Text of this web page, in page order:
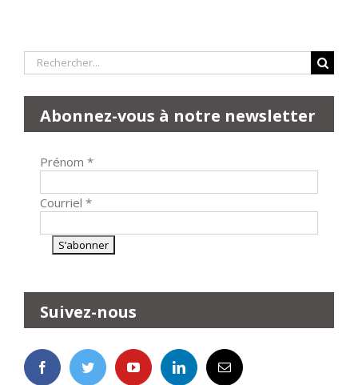
Rechercher:
Abonnez-vous à notre newsletter
Prénom *
Courriel *
Suivez-nous